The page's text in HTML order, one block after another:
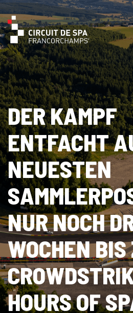
DER KAMPF
ENTFACHT
NEUESTEN
NUR NOCH
WOCHEN BIS
HOURS OF